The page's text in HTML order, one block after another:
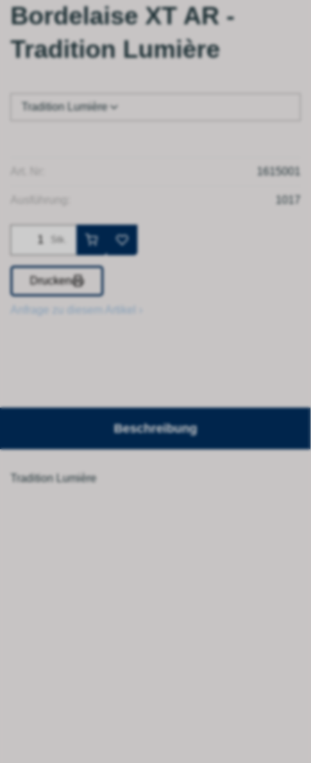
Bordelaise XT AR -
Tradition Lumière
Tradition Lumière
1615001
1017
Stk.
Drucken
Anfrage zu diesem Artikel ›
Beschreibung
Tradition Lumière